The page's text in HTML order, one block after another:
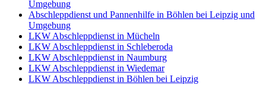
Umgebung
Abschleppdienst und Pannenhilfe in Böhlen bei Leipzig und
Umgebung
LKW Abschleppdienst in Mücheln
LKW Abschleppdienst in Schleberoda
LKW Abschleppdienst in Naumburg
LKW Abschleppdienst in Wiedemar
LKW Abschleppdienst in Böhlen bei Leipzig